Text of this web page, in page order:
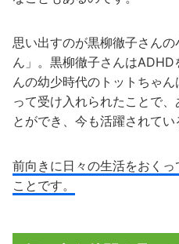
思い出すのが黒柳徹子さん
ん」。黒柳徹子さんは
んの幼少時代のトットちゃ
って受け入れられたことで
とができ、今も活躍されてい
前向きに日々の生活をおく
ことです。